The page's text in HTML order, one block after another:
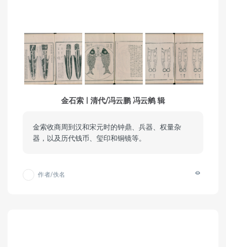
金石索 | 清代/冯云鹏 冯云鹓 辑
金索收商周到汉和宋元时的钟鼎、兵器、权量杂
器，以及历代钱币、玺印和铜镜等。
作者/佚名